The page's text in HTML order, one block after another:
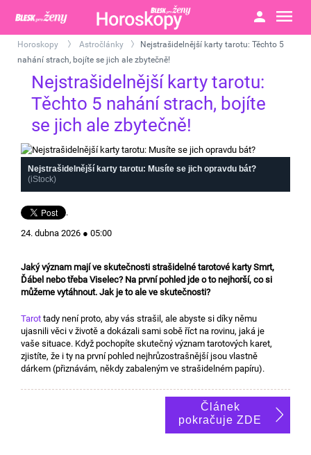
Horoskopy Astročlánky
Nejstrašidelnější karty tarotu: Těchto 5
nahání strach, bojíte se jich ale zbytečně!
Nejstrašidelnější karty tarotu:
Těchto 5 nahání strach, bojíte
se jich ale zbytečně!
Nejstrašidelnější karty tarotu: Musíte se jich opravdu bát?
(iStock)
.
24. dubna 2026 ● 05:00
Jaký význam mají ve skutečnosti strašidelné tarotové karty Smrt,
Ďábel nebo třeba Viselec? Na první pohled jde o to nejhorší, co si
můžeme vytáhnout. Jak je to ale ve skutečnosti?
Tarot tady není proto, aby vás strašil, ale abyste si díky němu
ujasnili věci v životě a dokázali sami sobě říct na rovinu, jaká je
vaše situace. Když pochopíte skutečný význam tarotových karet,
zjistíte, že i ty na první pohled nejhrůzostrašnější jsou vlastně
dárkem (přiznávám, někdy zabaleným ve strašidelném papíru).
Článek
pokračuje ZDE